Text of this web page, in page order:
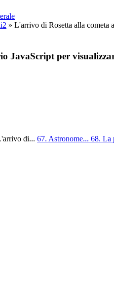
» L'arrivo di Rosetta alla cometa
JavaScript per
di... 67. Astronome... 68. La